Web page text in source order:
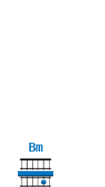
Bm